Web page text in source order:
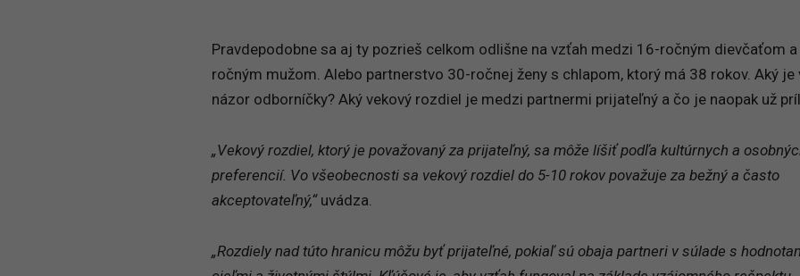
Pravdepodobne sa aj ty pozrieš celkom odlišne na vzťah medzi 16-ročným dievčaťom
ročným mužom. Alebo partnerstvo 30-ročnej ženy s chlapom, ktorý má 38 rokov. Aký je
názor odborníčky? Aký vekový rozdiel je medzi partnermi prijateľný a čo je naopak už
„Vekový rozdiel, ktorý je považovaný za prijateľný, sa môže líšiť podľa kultúrnych a
preferencií. Vo všeobecnosti sa vekový rozdiel do 5-10 rokov považuje za bežný a často
akceptovateľný,“uvádza.
„Rozdiely nad túto hranicu môžu byť prijateľné, pokiaľ sú obaja partneri v súlade s